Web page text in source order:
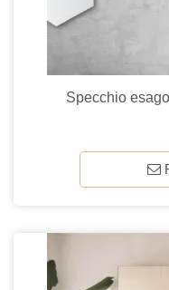
Specchio